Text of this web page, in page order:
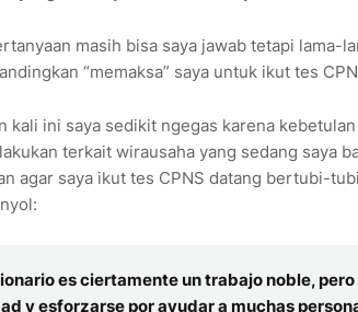
masih bisa saya jawab tetapi lama-
“memaksa” saya untuk ikut tes
kali ini saya sedikit ngegas karena
terkait wirausaha yang sedang saya
agar saya ikut tes CPNS datang bertubi-
es ciertamente un trabajo noble,
y esforzarse por ayudar a muchas